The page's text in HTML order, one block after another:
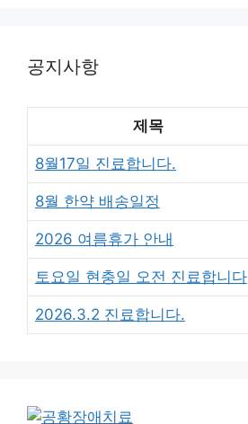
공지사항
제목
8월17일 진료합니다.
8월 한약 배송일정
2026 여름휴가 안내
토요일 현충일 오전 진료합니다
2026.3.2 진료합니다.